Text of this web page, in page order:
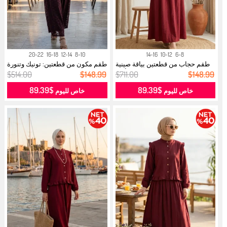
6-8
10-12
14-16
طقم حجاب من قطعتين بياقة صينية
وأزر...
$711.00 $148.99
خاص لليوم$89.39
8-10
12-14
16-18
20-22
طقم مكون من قطعتين: تونيك وتنورة
من...
$514.00 $148.99
خاص لليوم $89.39